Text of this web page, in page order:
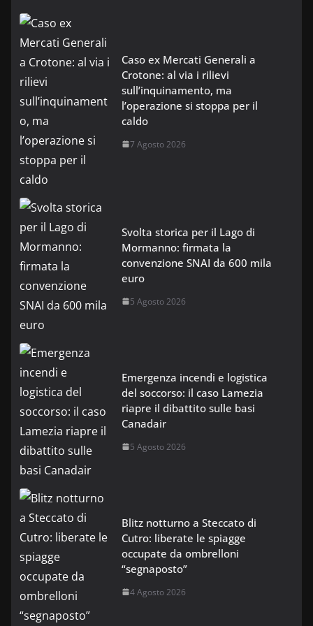
Caso ex Mercati Generali a
Crotone: al via i rilievi
sull’inquinamento, ma
l’operazione si stoppa per il
caldo
7 Agosto 2026
Svolta storica per il Lago di
Mormanno: firmata la
convenzione SNAI da 600 mila
euro
5 Agosto 2026
Emergenza incendi e logistica
del soccorso: il caso Lamezia
riapre il dibattito sulle basi
Canadair
5 Agosto 2026
Blitz notturno a Steccato di
Cutro: liberate le spiagge
occupate da ombrelloni
“segnaposto”
4 Agosto 2026